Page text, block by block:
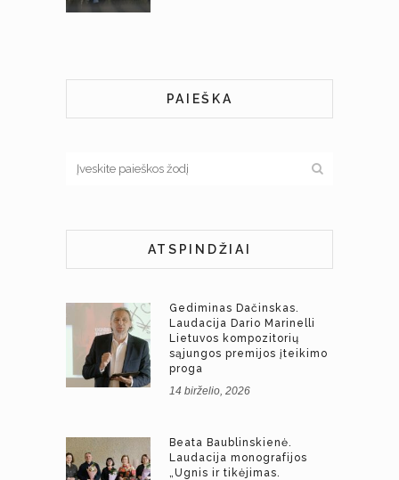
PAIEŠKA
ATSPINDŽIAI
Gediminas Dačinskas.
Laudacija Dario Marinelli
Lietuvos kompozitorių
sąjungos premijos įteikimo
proga
14 birželio, 2026
Beata Baublinskienė.
Laudacija monografijos
„Ugnis ir tikėjimas.